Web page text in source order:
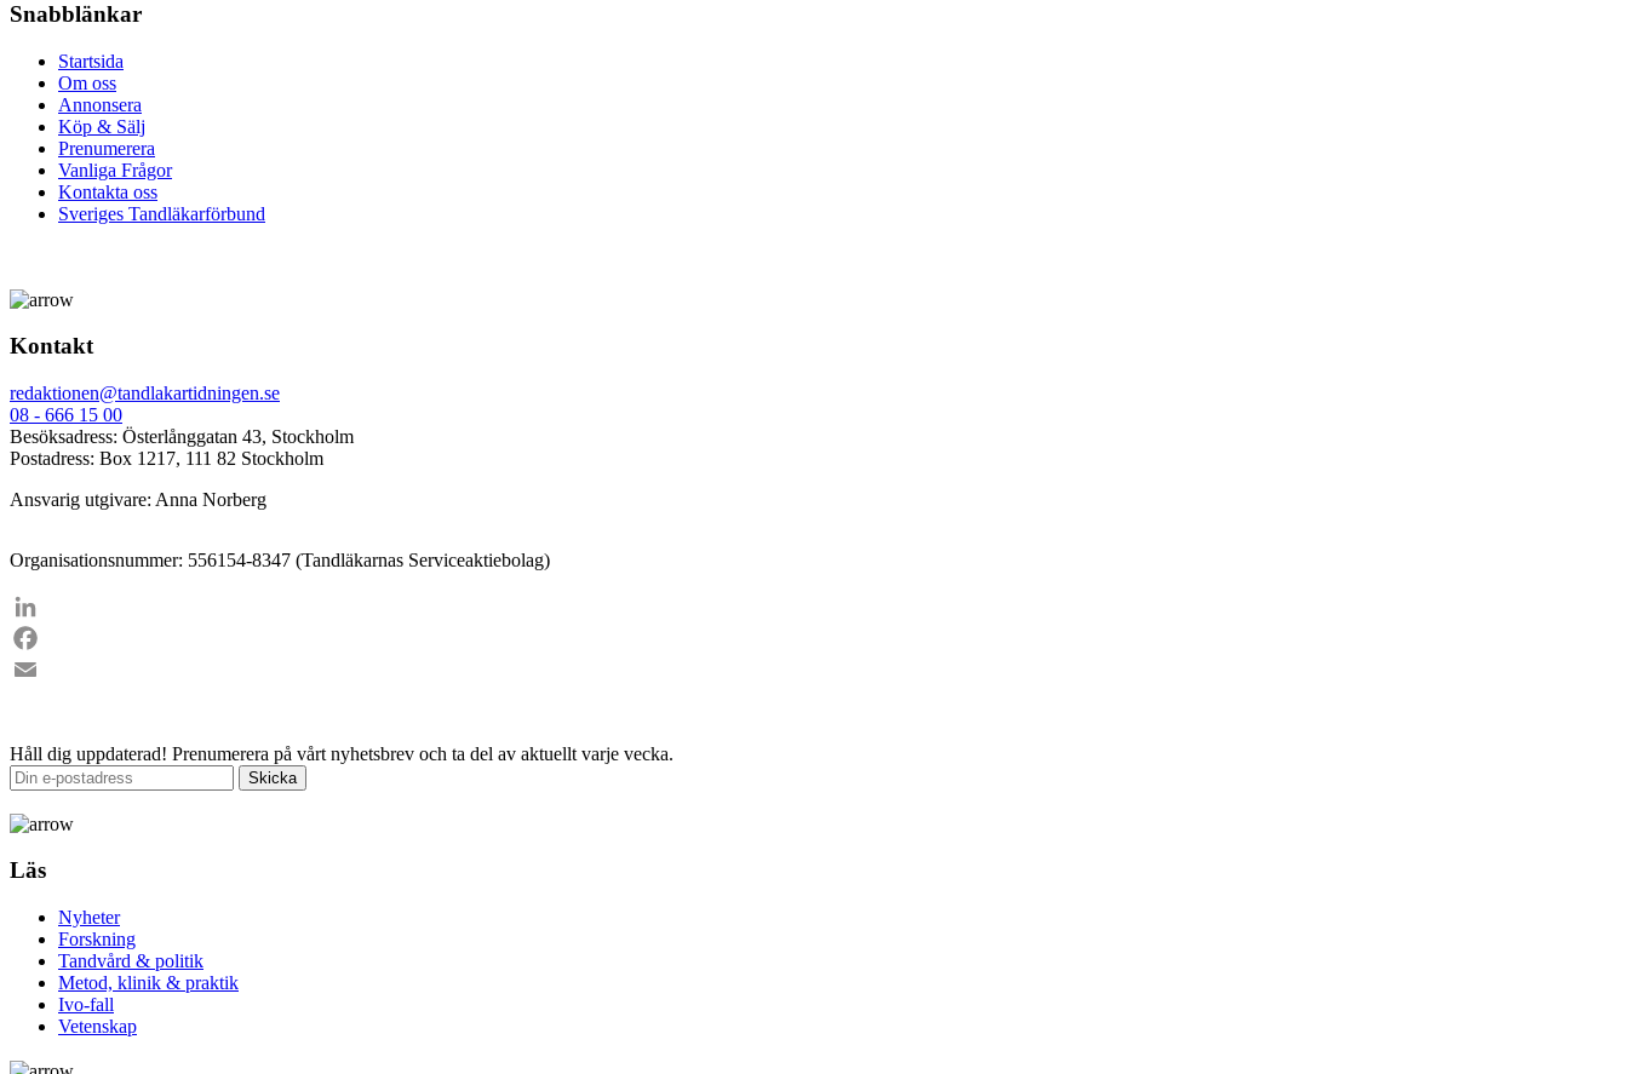
Snabblänkar
Startsida
Om oss
Annonsera
Köp & Sälj
Prenumerera
Vanliga Frågor
Kontakta oss
Sveriges Tandläkarförbund
Kontakt
redaktionen@tandlakartidningen.se
08 - 666 15 00
Besöksadress: Österlånggatan 43, Stockholm
Postadress: Box 1217, 111 82 Stockholm
Ansvarig utgivare: Anna Norberg
Organisationsnummer: 556154-8347 (Tandläkarnas Serviceaktiebolag)
LinkedIn
Facebook
Håll dig uppdaterad! Prenumerera på vårt nyhetsbrev och ta del av aktuellt varje vecka.
Läs
Nyheter
Forskning
Tandvård & politik
Metod, klinik & praktik
Ivo-fall
Vetenskap